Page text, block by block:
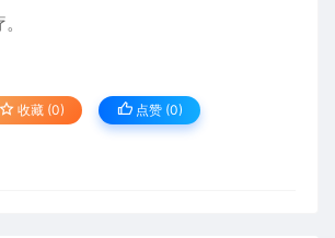
收藏 (0) 点赞 (0)